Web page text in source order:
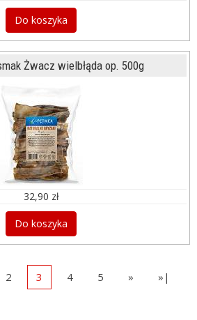
Do koszyka
Żwacz wielbłąda op. 500g
32,90 zł
Do koszyka
2 3 4 5 » »|